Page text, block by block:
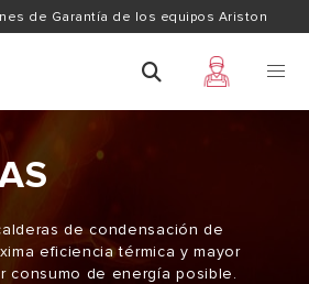
de Garantía de los equipos Ariston
de condensación de
eficiencia térmica y mayor
consumo de energía posible.